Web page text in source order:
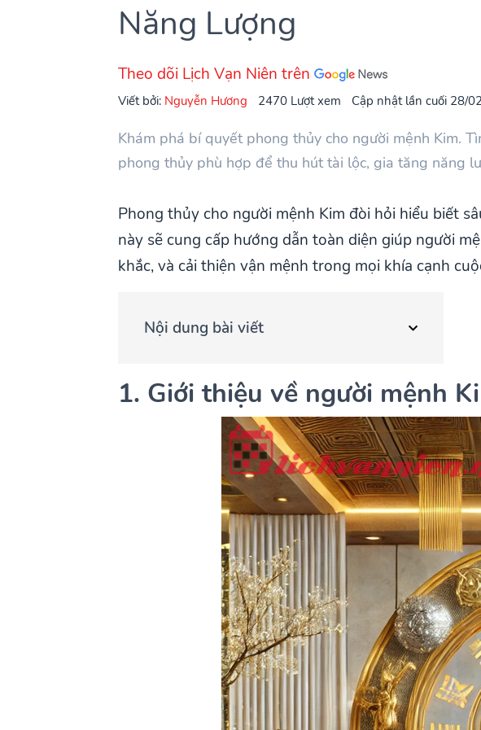
Năng Lượng
Theo dõi Lịch Vạn Niên trên
Viết bởi: Nguyễn Hương 2470 Lượt xem Cập nhật lần cuối 28/
Khám phá bí quyết phong thủy cho người mệnh Kim.
phong thủy phù hợp để thu hút tài lộc, gia tăng năng
Phong thủy cho người mệnh Kim đòi hỏi hiểu biết
này sẽ cung cấp hướng dẫn toàn diện giúp người
khắc, và cải thiện vận mệnh trong mọi khía cạnh
Nội dung bài viết
1. Giới thiệu về người mệnh